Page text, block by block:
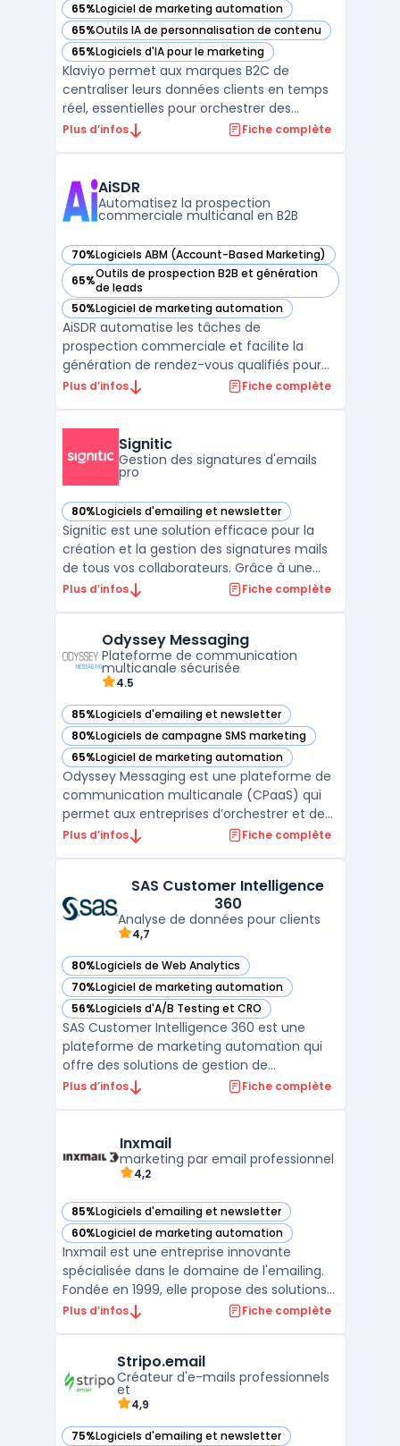
65%Logiciel de marketing automation
— voir Klaviyo dans cette catégorie
65%Outils IA de personnalisation de contenu
— voir Klaviyo dans cette catégorie
65%Logiciels d'IA pour le marketing
— voir Klaviyo dans cette catégorie
Klaviyo permet aux marques B2C de
centraliser leurs données clients en temps
réel, essentielles pour orchestrer des
campagnes multicanales. Les directions
d’engagement issues du web, du mobile et
des plateformes e-comm ...
Plus d’infos Fiche complète
AiSDR
Automatisez la prospection
commerciale multicanal en B2B
70%Logiciels ABM (Account-Based Marketing)
— voir AiSDR dans cette catégorie
65%Outils de prospection B2B et génération
de leads
— voir AiSDR dans cette catégorie
50%Logiciel de marketing automation
— voir AiSDR dans cette catégorie
AiSDR automatise les tâches de
prospection commerciale et facilite la
génération de rendez-vous qualifiés pour
les équipes orientées pipeline. Le produit
impliqués dans la gestion de processus de
prospection. En centralisan ...
Plus d’infos Fiche complète
Signitic
Gestion des signatures d'emails
pro
80%Logiciels d'emailing et newsletter
— voir Signitic dans cette catégorie
Signitic est une solution efficace pour la
création et la gestion des signatures mails
de tous vos collaborateurs. Grâce à une
interface unique, cette solution permet de
cohérence dans la communication de
votre entrepri ...
Plus d’infos Fiche complète
Odyssey Messaging
Plateforme de communication
multicanale sécurisée
4.5
85%Logiciels d'emailing et newsletter
— voir Odyssey Messaging dans cette catégorie
80%Logiciels de campagne SMS marketing
— voir Odyssey Messaging dans cette catégorie
65%Logiciel de marketing automation
— voir Odyssey Messaging dans cette catégorie
Odyssey Messaging est une plateforme de
communication multicanale (CPaaS) qui
permet aux entreprises d’orchestrer et de
sécuriser leurs communications
gestion de messages via plusieurs canaux,
notamment l’e ...
Plus d’infos Fiche complète
SAS Customer Intelligence
360
Analyse de données pour clients
4,7
80%Logiciels de Web Analytics
— voir SAS Customer Intelligence 360 dans cette catégorie
70%Logiciel de marketing automation
— voir SAS Customer Intelligence 360 dans cette catégorie
56%Logiciels d'A/B Testing et CRO
— voir SAS Customer Intelligence 360 dans cette catégorie
SAS Customer Intelligence 360 est une
plateforme de marketing automation qui
offre des solutions de gestion de
campagnes marketing multicanal, de
Grâce à l'intégration de données en temps
réel et de l'analytique avanc ...
Plus d’infos Fiche complète
Inxmail
marketing par email professionnel
4,2
85%Logiciels d'emailing et newsletter
— voir Inxmail dans cette catégorie
60%Logiciel de marketing automation
— voir Inxmail dans cette catégorie
Inxmail est une entreprise innovante
spécialisée dans le domaine de l'emailing.
Fondée en 1999, elle propose des solutions
de marketing digital pour aider les
Grâce à ses nombreuses fonctionnalités,
Inxmail est devenue ...
Plus d’infos Fiche complète
Stripo.email
Créateur d'e-mails professionnels
et
4,9
75%Logiciels d'emailing et newsletter
— voir Stripo.email dans cette catégorie